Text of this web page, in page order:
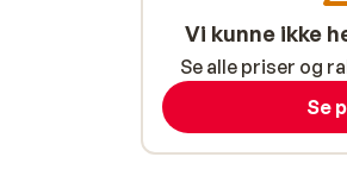
Vi kunne ikke
Se alle priser og
Se